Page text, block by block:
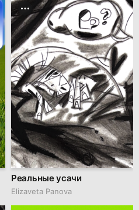
Реальные усачи
Elizaveta Panova